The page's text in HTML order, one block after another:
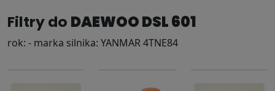
Filtry do DAEWOO DSL 601
rok: - marka silnika: YANMAR 4TNE84